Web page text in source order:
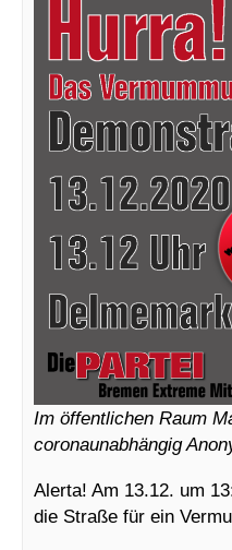
Im öffentlichen Raum
coronaunabhängig
Alerta! Am 13.12. um
die Straße für ein